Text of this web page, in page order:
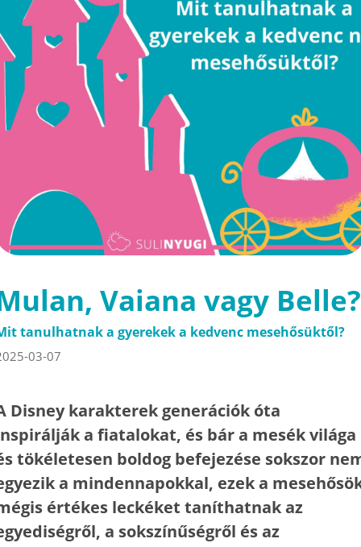
Vaiana vagy Belle?
tanulhatnak a gyerekek a kedvenc mesehősüktől?
03-07
Disney karakterek generációk óta
a fiatalokat, és bár a mesék világa
tökéletesen boldog befejezése sokszor
a mindennapokkal, ezek a
értékes leckéket taníthatnak az
a sokszínűségről és az